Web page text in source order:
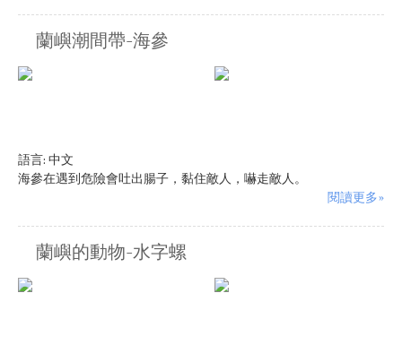
蘭嶼潮間帶-海參
語言: 中文
海參在遇到危險會吐出腸子，黏住敵人，嚇走敵人。
閱讀更多»
蘭嶼的動物-水字螺